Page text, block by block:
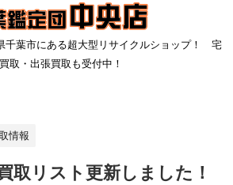
千葉市にある超大型リサイクルショップ！ 宅
取・出張買取も受付中！
情報
取リスト更新しました！